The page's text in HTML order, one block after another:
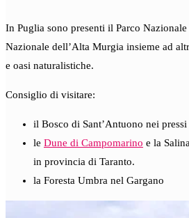
In Puglia sono presenti il Parco
Nazionale dell’Alta Murgia insieme ad
e oasi naturalistiche.
Consiglio di visitare:
il Bosco di Sant’Antuono nei
le Dune di Campomarino e la
in provincia di Taranto.
la Foresta Umbra nel Gargano